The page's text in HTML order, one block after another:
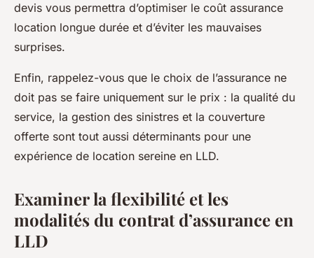
devis vous permettra d’optimiser le coût assurance
location longue durée et d’éviter les mauvaises
surprises.
Enfin, rappelez-vous que le choix de l’assurance ne
doit pas se faire uniquement sur le prix : la qualité du
service, la gestion des sinistres et la couverture
offerte sont tout aussi déterminants pour une
expérience de location sereine en LLD.
Examiner la flexibilité et les
modalités du contrat d’assurance en
LLD